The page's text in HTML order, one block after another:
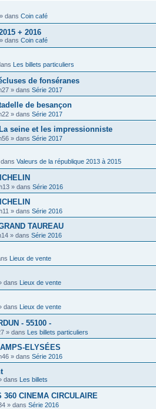
» dans Coin café
+ 2016
» dans Coin café
Les billets particuliers
de fonséranes
» dans Série 2017
de besançon
» dans Série 2017
seine et les impressionniste
» dans Série 2017
Valeurs de la république 2013 à 2015
» dans Série 2016
» dans Série 2016
TAUREAU
» dans Série 2016
Lieux de vente
dans Lieux de vente
dans Lieux de vente
- 55100 -
» dans Les billets particuliers
ELYSÉES
» dans Série 2016
dans Les billets
360 CINEMA CIRCULAIRE
» dans Série 2016